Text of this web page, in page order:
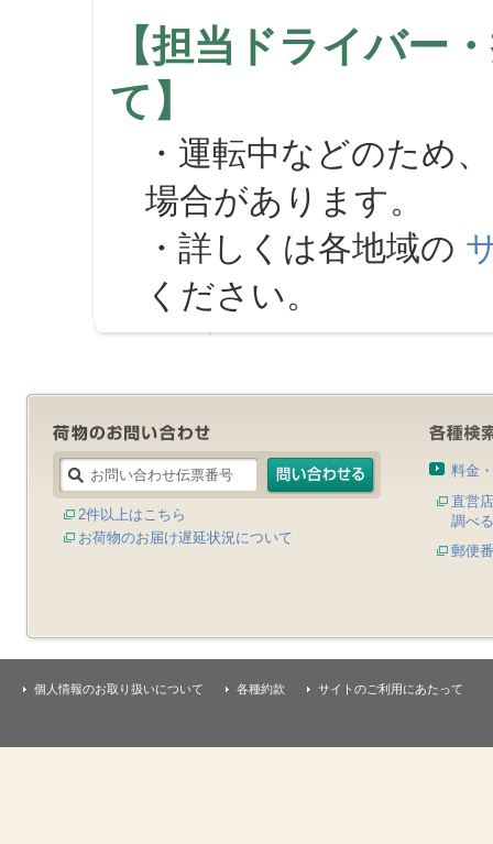
【担当ドライバー
て】
・運転中などのため
場合があります。
・詳しくは各地域の
ください。
2件以上はこちら
お荷物のお届け遅延状況について
料金
直営
調べる
郵便
個人情報のお取り扱いについて 各種約款 サイトのご利用にあたって